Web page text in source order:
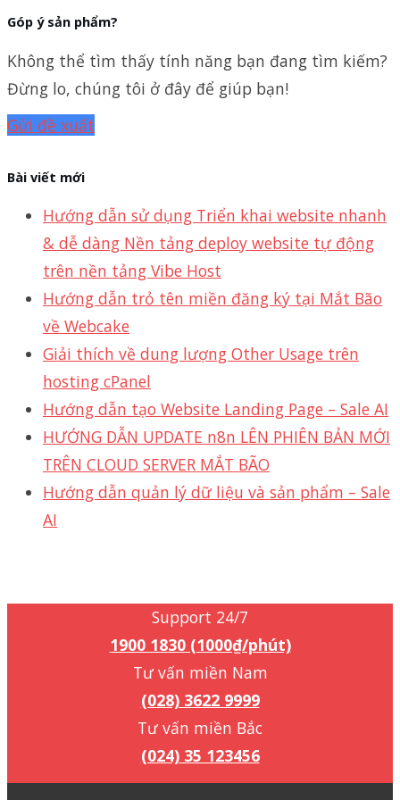
Góp ý sản phẩm?
Không thể tìm thấy tính năng bạn đang tìm kiếm?
Đừng lo, chúng tôi ở đây để giúp bạn!
Gửi đề xuất
Bài viết mới
Hướng dẫn sử dụng Triển khai website nhanh
& dễ dàng Nền tảng deploy website tự động
trên nền tảng Vibe Host
Hướng dẫn trỏ tên miền đăng ký tại Mắt Bão
về Webcake
Giải thích về dung lượng Other Usage trên
hosting cPanel
Hướng dẫn tạo Website Landing Page – Sale AI
HƯỚNG DẪN UPDATE n8n LÊN PHIÊN BẢN MỚI
TRÊN CLOUD SERVER MẮT BÃO
Hướng dẫn quản lý dữ liệu và sản phẩm – Sale
AI
Support 24/7
1900 1830 (1000₫/phút)
Tư vấn miền Nam
(028) 3622 9999
Tư vấn miền Bắc
(024) 35 123456